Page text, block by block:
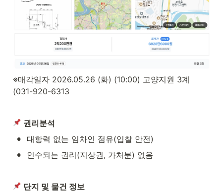
※매각일자 2026.05.26 (화) (10:00) 고양지원 3계
(031-920-6313
권리분석
• 대항력 없는 임차인 점유(입찰 안전)
• 인수되는 권리(지상권, 가처분) 없음
단지 및 물건 정보